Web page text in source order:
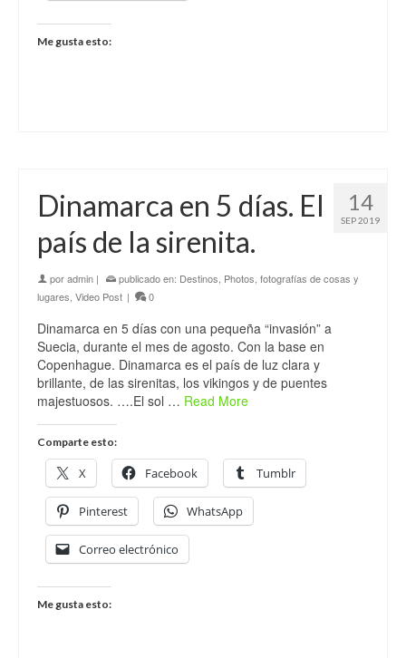
Me gusta esto:
14
SEP 2019
Dinamarca en 5 días. El
país de la sirenita.
poradmin | publicado en: Destinos Photos, fotografías de cosas y
lugares Video Post | 0
Dinamarca en 5 días con una pequeña “invasión” a
Suecia, durante el mes de agosto. Con la base en
Copenhague. Dinamarca es el país de luz clara y
brillante, de las sirenitas, los vikingos y de puentes
majestuosos. ….El sol … Read More
Comparte esto:
X Facebook Tumblr
Pinterest WhatsApp
Correo electrónico
Me gusta esto: